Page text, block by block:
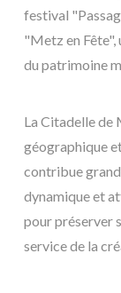
festival
"Metz en Fête",
du patrimoine
La Citadelle de
géographique
contribue
dynamique et
pour préserver
service de la